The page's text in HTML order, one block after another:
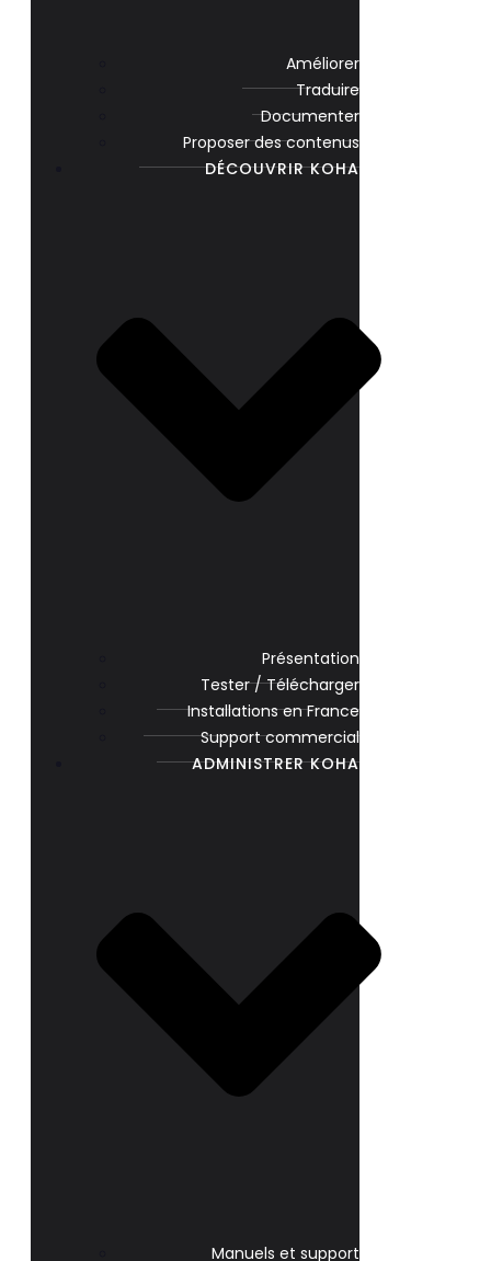
Améliorer
Traduire
Documenter
Proposer des contenus
DÉCOUVRIR KOHA
Présentation
Tester / Télécharger
Installations en France
Support commercial
ADMINISTRER KOHA
Manuels et support